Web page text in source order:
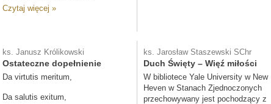
Czytaj więcej »
ks. Janusz Królikowski
Ostateczne dopełnienie
Da virtutis meritum,
Da salutis exitum,
ks. Jarosław Staszewski SChr
Duch Święty – Więź miłości
W bibliotece Yale University w New
Heven w Stanach Zjednoczonych
przechowywany jest pochodzący z